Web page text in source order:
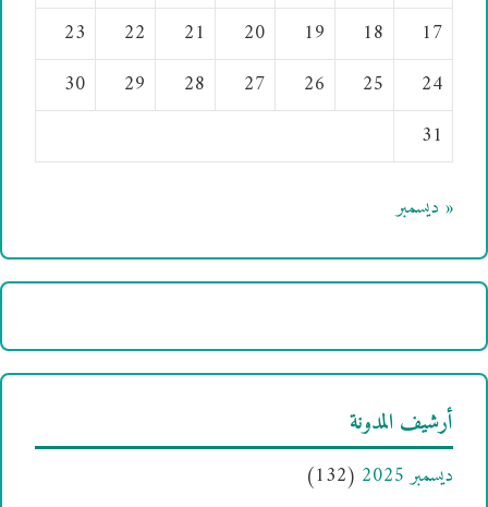
17
18
19
20
21
22
23
24
25
26
27
28
29
30
31
« ديسمبر
أرشيف المدونة
ديسمبر 2025
(132)